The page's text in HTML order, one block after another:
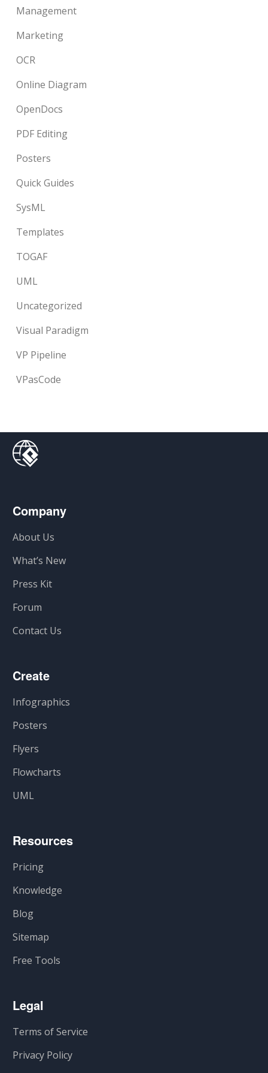
Management
Marketing
OCR
Online Diagram
OpenDocs
PDF Editing
Posters
Quick Guides
SysML
Templates
TOGAF
UML
Uncategorized
Visual Paradigm
VP Pipeline
VPasCode
Company
About Us
What’s New
Press Kit
Forum
Contact Us
Create
Infographics
Posters
Flyers
Flowcharts
UML
Resources
Pricing
Knowledge
Blog
Sitemap
Free Tools
Legal
Terms of Service
Privacy Policy